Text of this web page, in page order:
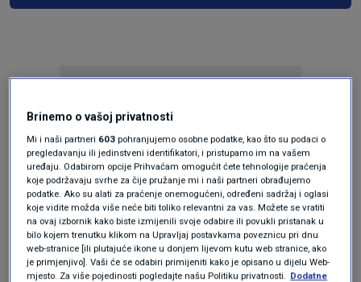
Oglas
Brinemo o vašoj privatnosti
Mi i naši partneri 603 pohranjujemo osobne podatke, kao što su podaci o
pregledavanju ili jedinstveni identifikatori, i pristupamo im na vašem
uređaju. Odabirom opcije Prihvaćam omogućit ćete tehnologije praćenja
koje podržavaju svrhe za čije pružanje mi i naši partneri obrađujemo
podatke. Ako su alati za praćenje onemogućeni, određeni sadržaj i oglasi
koje vidite možda više neće biti toliko relevantni za vas. Možete se vratiti
na ovaj izbornik kako biste izmijenili svoje odabire ili povukli pristanak u
bilo kojem trenutku klikom na Upravljaj postavkama poveznicu pri dnu
web-stranice [ili plutajuće ikone u donjem lijevom kutu web stranice, ako
je primjenjivo]. Vaši će se odabiri primijeniti kako je opisano u dijelu Web-
mjesto. Za više pojedinosti pogledajte našu Politiku privatnosti.
Dodatne